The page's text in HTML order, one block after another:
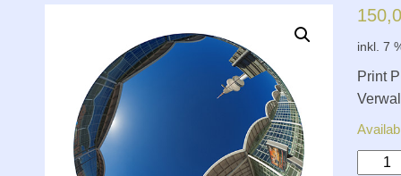
inkl. 7
Print
Motiv